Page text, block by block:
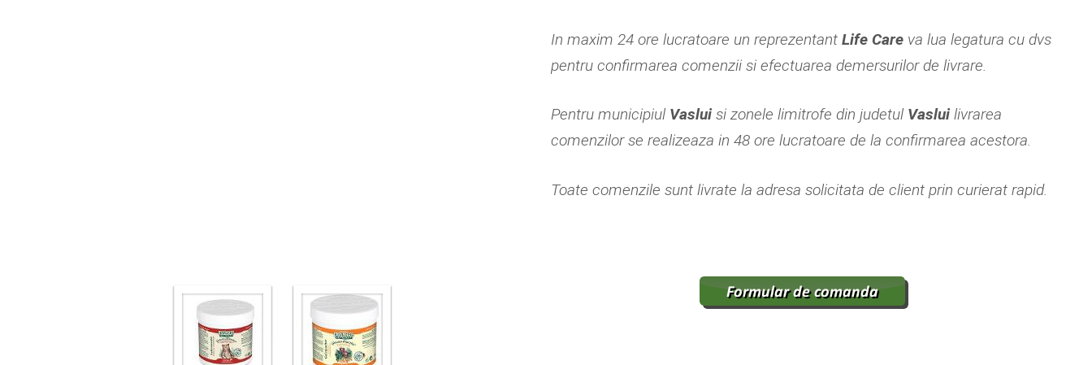
In maxim 24 ore lucratoare un reprezentantLife Care va lua legatura cu dvs
pentru confirmarea comenzii si efectuarea demersurilor de livrare.
Pentru municipiul Vasluisi zonele limitrofe din judetul Vasluilivrarea
comenzilor se realizeaza in 48 ore lucratoare de la confirmarea acestora.
Toate comenzile sunt livrate la adresa solicitata de client prin curierat rapid.